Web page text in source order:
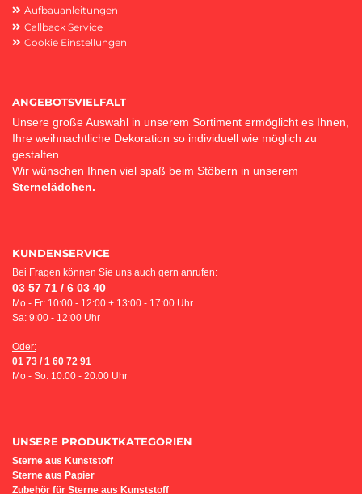
Aufbauanleitungen
Callback Service
Cookie Einstellungen
ANGEBOTSVIELFALT
Unsere große Auswahl in unserem Sortiment ermöglicht es Ihnen,
Ihre weihnachtliche Dekoration so individuell wie möglich zu
gestalten.
Wir wünschen Ihnen viel spaß beim Stöbern in unserem
Sternelädchen.
KUNDENSERVICE
Bei Fragen können Sie uns auch gern anrufen:
03 57 71 / 6 03 40
Mo - Fr: 10:00 - 12:00 + 13:00 - 17:00 Uhr
Sa: 9:00 - 12:00 Uhr
Oder:
01 73 / 1 60 72 91
Mo - So: 10:00 - 20:00 Uhr
UNSERE PRODUKTKATEGORIEN
Sterne aus Kunststoff
Sterne aus Papier
Zubehör für Sterne aus Kunststoff